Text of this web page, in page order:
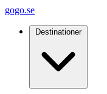
gogo.se
Destinationer